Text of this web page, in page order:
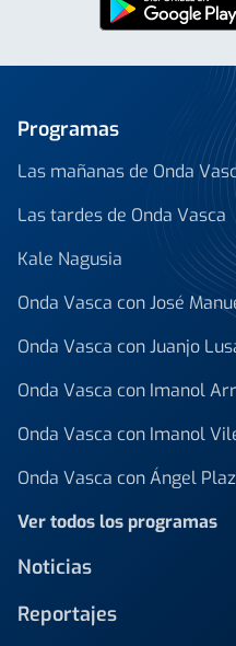
Programas
Las mañanas de Onda
Las tardes de Onda Vasca
Kale Nagusia
Onda Vasca con José
Onda Vasca con Juanjo
Onda Vasca con Imanol
Onda Vasca con Imanol
Onda Vasca con Ángel
Ver todos los programas
Noticias
Reportajes